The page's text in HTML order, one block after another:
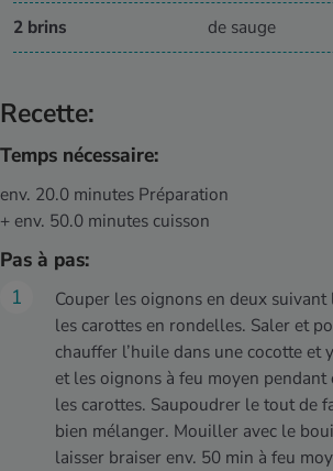
2 brins de sauge
Recette:
Temps nécessaire:
env. 20.0 minutes Préparation
+ env. 50.0 minutes cuisson
Pas à pas:
Couper les oignons en deux
les carottes en rondelles. Saler et
chauffer l’huile dans une cocotte et
et les oignons à feu moyen
les carottes. Saupoudrer le tout de
bien mélanger. Mouiller avec le
laisser braiser env. 50 min à feu